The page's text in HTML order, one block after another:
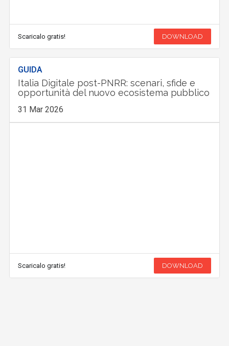
Scaricalo gratis! DOWNLOAD
GUIDA
Italia Digitale post-PNRR: scenari, sfide e
opportunità del nuovo ecosistema pubblico
31 Mar 2026
Scaricalo gratis! DOWNLOAD